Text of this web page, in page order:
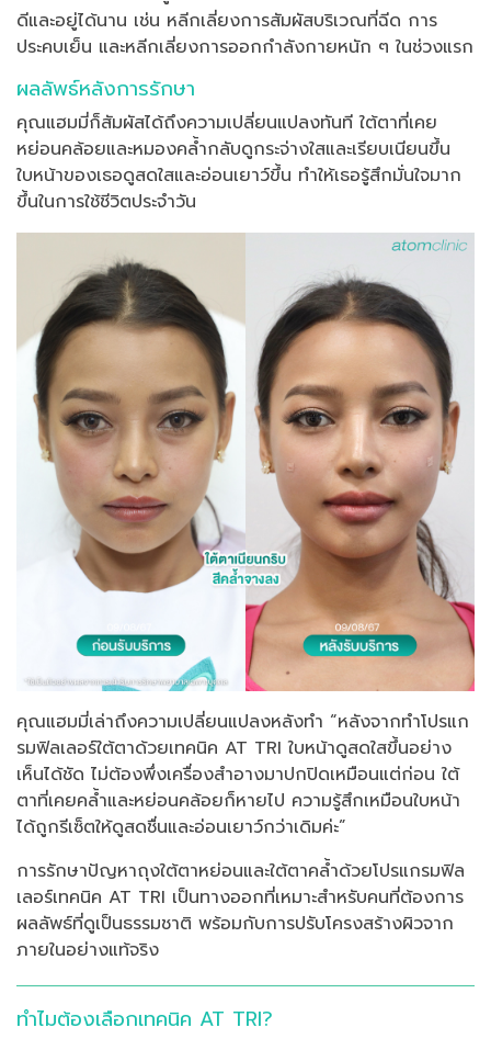
ดีและอยู่ได้นาน เช่น หลีกเลี่ยงการสัมผัสบริเวณที่ฉีด การ
ประคบเย็น และหลีกเลี่ยงการออกกำลังกายหนัก ๆ ในช่วงแรก
ผลลัพธ์หลังการรักษา
คุณแฮมมี่ก็สัมผัสได้ถึงความเปลี่ยนแปลงทันที ใต้ตาที่เคย
หย่อนคล้อยและหมองคล้ำกลับดูกระจ่างใสและเรียบเนียนขึ้น
ใบหน้าของเธอดูสดใสและอ่อนเยาว์ขึ้น ทำให้เธอรู้สึกมั่นใจมาก
ขึ้นในการใช้ชีวิตประจำวัน
คุณแฮมมี่เล่าถึงความเปลี่ยนแปลงหลังทำ “หลังจากทำโปรแก
รมฟิลเลอร์ใต้ตาด้วยเทคนิค AT TRI ใบหน้าดูสดใสขึ้นอย่าง
เห็นได้ชัด ไม่ต้องพึ่งเครื่องสำอางมาปกปิดเหมือนแต่ก่อน ใต้
ตาที่เคยคล้ำและหย่อนคล้อยก็หายไป ความรู้สึกเหมือนใบหน้า
ได้ถูกรีเซ็ตให้ดูสดชื่นและอ่อนเยาว์กว่าเดิมค่ะ”
การรักษาปัญหาถุงใต้ตาหย่อนและใต้ตาคล้ำด้วยโปรแกรมฟิล
เลอร์เทคนิค AT TRI เป็นทางออกที่เหมาะสำหรับคนที่ต้องการ
ผลลัพธ์ที่ดูเป็นธรรมชาติ พร้อมกับการปรับโครงสร้างผิวจาก
ภายในอย่างแท้จริง
ทำไมต้องเลือกเทคนิค AT TRI?